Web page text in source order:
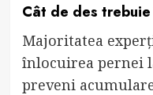
Cât de des
Majoritatea
înlocuirea pernei
preveni